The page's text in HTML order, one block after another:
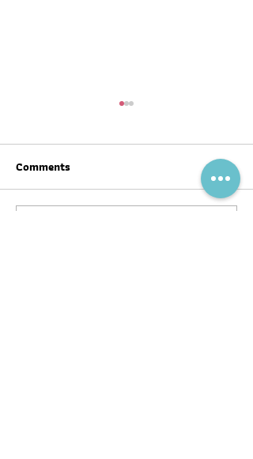
Comments